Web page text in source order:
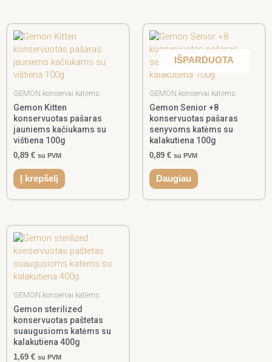
GEMON konservai katėms
Gemon Kitten
konservuotas pašaras
jauniems kačiukams su
vištiena 100g
0,89 € su PVM
Į krepšelį
IŠPARDUOTA
GEMON konservai katėms
Gemon Senior +8
konservuotas pašaras
senyvoms katėms su
kalakutiena 100g
0,89 € su PVM
Daugiau
GEMON konservai katėms
Gemon sterilized
konservuotas paštetas
suaugusioms katėms su
kalakutiena 400g
1,69 € su PVM